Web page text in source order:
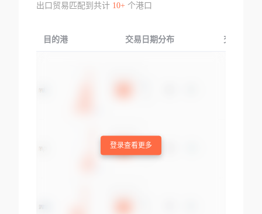
出口贸易匹配到共计 10+个港口
目的港 交易日期分布 交易产品
登录查看更多